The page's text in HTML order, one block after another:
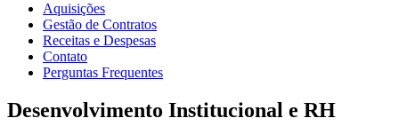
Aquisições
Gestão de Contratos
Receitas e Despesas
Contato
Perguntas Frequentes
Desenvolvimento Institucional e RH